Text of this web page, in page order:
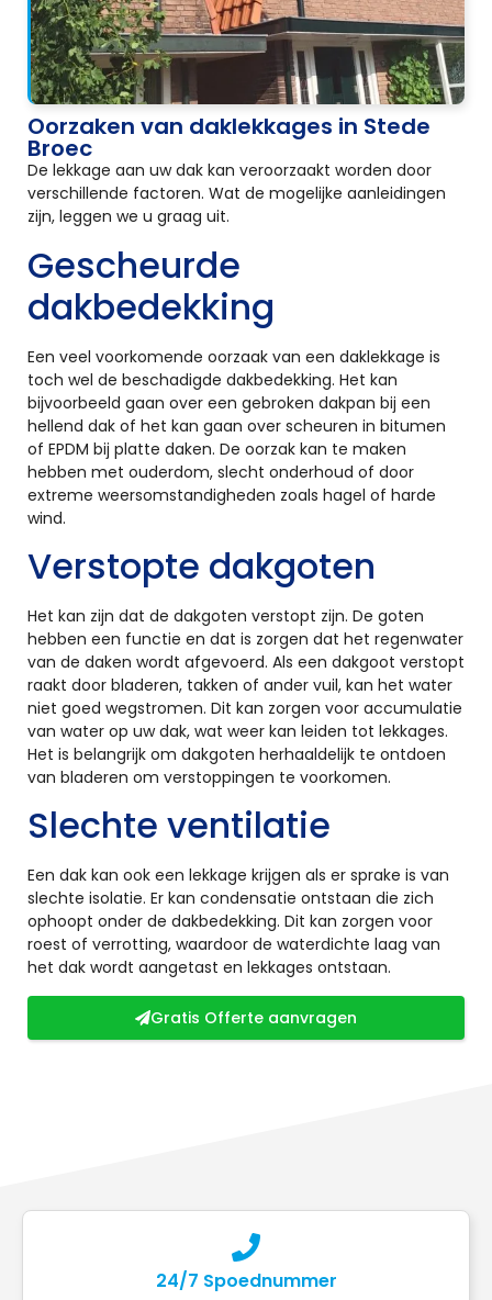
Oorzaken van daklekkages in Stede
Broec
De lekkage aan uw dak kan veroorzaakt worden door
verschillende factoren. Wat de mogelijke aanleidingen
zijn, leggen we u graag uit.
Gescheurde
dakbedekking
Een veel voorkomende oorzaak van een daklekkage is
toch wel de beschadigde dakbedekking. Het kan
bijvoorbeeld gaan over een gebroken dakpan bij een
hellend dak of het kan gaan over scheuren in bitumen
of EPDM bij platte daken. De oorzak kan te maken
hebben met ouderdom, slecht onderhoud of door
extreme weersomstandigheden zoals hagel of harde
wind.
Verstopte dakgoten
Het kan zijn dat de dakgoten verstopt zijn. De goten
hebben een functie en dat is zorgen dat het regenwater
van de daken wordt afgevoerd. Als een dakgoot verstopt
raakt door bladeren, takken of ander vuil, kan het water
niet goed wegstromen. Dit kan zorgen voor accumulatie
van water op uw dak, wat weer kan leiden tot lekkages.
Het is belangrijk om dakgoten herhaaldelijk te ontdoen
van bladeren om verstoppingen te voorkomen.
Slechte ventilatie
Een dak kan ook een lekkage krijgen als er sprake is van
slechte isolatie. Er kan condensatie ontstaan die zich
ophoopt onder de dakbedekking. Dit kan zorgen voor
roest of verrotting, waardoor de waterdichte laag van
het dak wordt aangetast en lekkages ontstaan.
Gratis Offerte aanvragen
24/7 Spoednummer